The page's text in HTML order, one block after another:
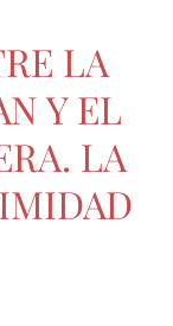
LA
Y EL
LA